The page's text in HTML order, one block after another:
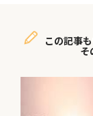
この記事
そ